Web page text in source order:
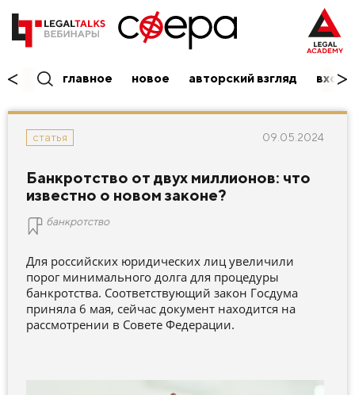
главное новое авторский взгляд вход/
статья 09.05.2024
Банкротство от двух миллионов: что
известно о новом законе?
банкротство
Для российских юридических лиц увеличили
порог минимального долга для процедуры
банкротства. Соответствующий закон Госдума
приняла 6 мая, сейчас документ находится на
рассмотрении в Совете Федерации.